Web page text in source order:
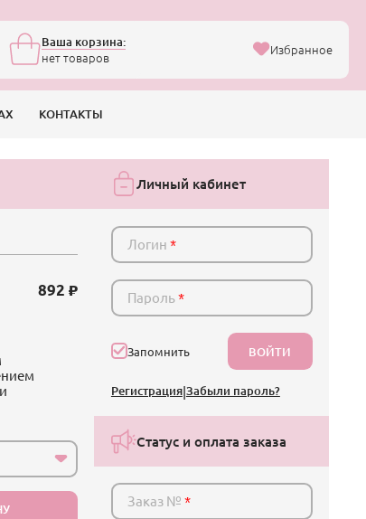
Ваша корзина:
нет товаров
Избранное
КОНТАКТЫ
892
Личный кабинет
Логин*
Пароль*
Запомнить ВОЙТИ
Регистрация|Забыли пароль?
Статус и оплата заказа
Заказ №*